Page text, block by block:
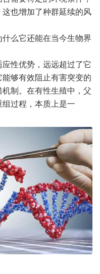
也增加了种群延续的风
么它还能在当今生物界
性优势，远远超过了它
够有效阻止有害突变的
制。在有性生殖中，父
过程，本质上是一